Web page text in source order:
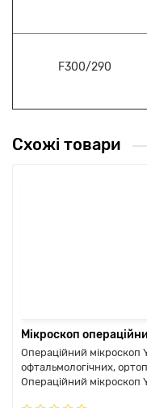
F300/290
Схожі товари
Мікроскоп
Операційний мікроскоп
офтальмологічних,
Операційний мікроскоп